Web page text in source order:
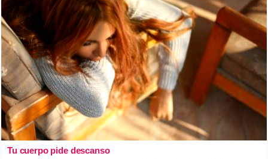
Tu cuerpo pide descanso